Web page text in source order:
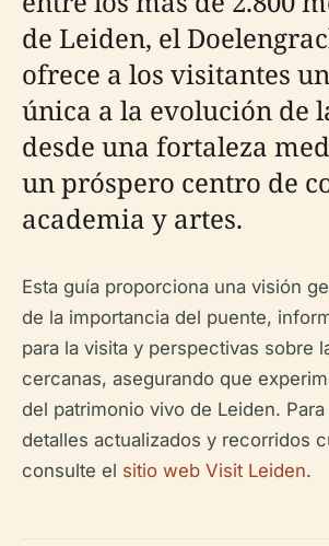
de Leiden, el
ofrece a los visitantes
única a la evolución de
desde una fortaleza
un próspero centro de
academia y artes.
Esta guía proporciona una visión
de la importancia del puente,
para la visita y perspectivas sobre
cercanas, asegurando que
del patrimonio vivo de Leiden.
detalles actualizados y recorridos
consulte el sitio web Visit Leiden.